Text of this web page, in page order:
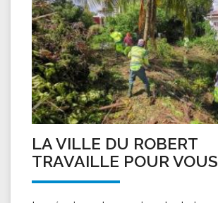
LA VILLE DU ROBERT
TRAVAILLE POUR VOUS